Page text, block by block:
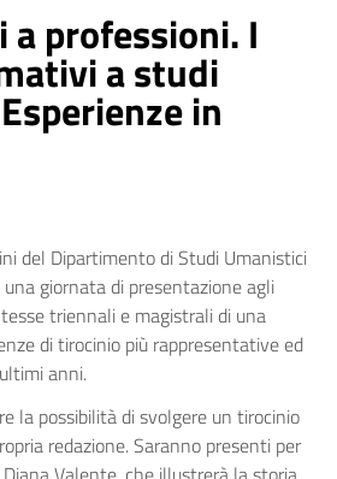
a professioni. I
a studi
in
del Dipartimento di Studi Umanistici
una giornata di presentazione agli
triennali e magistrali di una
di tirocinio più rappresentative ed
anni.
la possibilità di svolgere un tirocinio
redazione. Saranno presenti per